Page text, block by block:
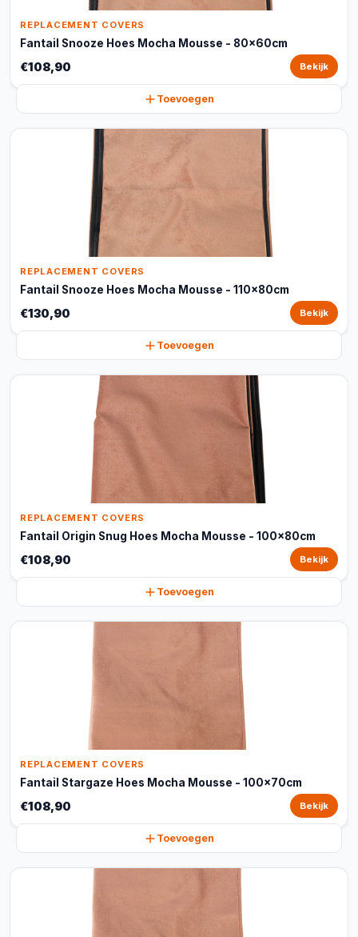
REPLACEMENT COVERS
Fantail Snooze Hoes Mocha Mousse - 80x60cm
€108,90 Bekijk
Toevoegen
REPLACEMENT COVERS
Fantail Snooze Hoes Mocha Mousse - 110x80cm
€130,90 Bekijk
Toevoegen
REPLACEMENT COVERS
Fantail Origin Snug Hoes Mocha Mousse - 100x80cm
€108,90 Bekijk
Toevoegen
REPLACEMENT COVERS
Fantail Stargaze Hoes Mocha Mousse - 100x70cm
€108,90 Bekijk
Toevoegen